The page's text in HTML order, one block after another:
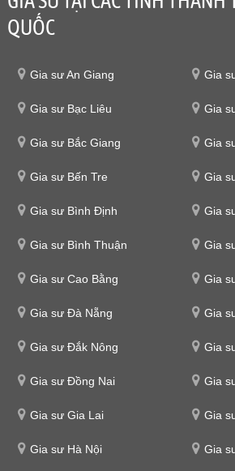
QUỐC
Gia sư An Giang Gia
Gia sư Bạc Liêu Gia
Gia sư Bắc Giang Gia
Gia sư Bến Tre Gia
Gia sư Bình Định Gia
Gia sư Bình Thuận Gia
Gia sư Cao Bằng Gia
Gia sư Đà Nẵng Gia
Gia sư Đắk Nông Gia
Gia sư Đồng Nai Gia
Gia sư Gia Lai Gia
Gia sư Hà Nội Gia